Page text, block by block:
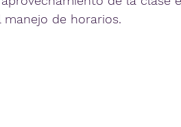
de horarios.